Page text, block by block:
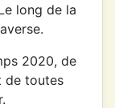
long de la
2020, de
de toutes